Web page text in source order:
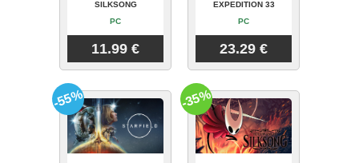
SILKSONG
PC
11.99 €
EXPEDITION 33
PC
23.29 €
-55% -35%